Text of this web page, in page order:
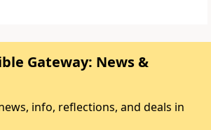
Gateway: News &
info, reflections, and deals in